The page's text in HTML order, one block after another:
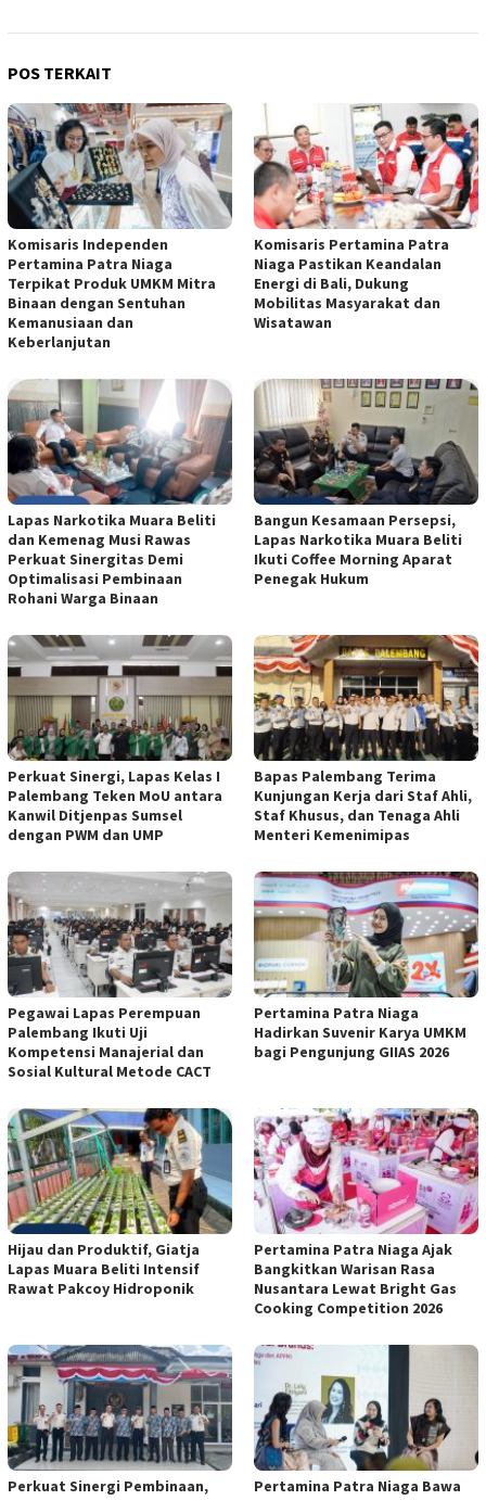
POS TERKAIT
Komisaris Independen
Pertamina Patra Niaga
Terpikat Produk UMKM Mitra
Binaan dengan Sentuhan
Kemanusiaan dan
Keberlanjutan
Komisaris Pertamina Patra
Niaga Pastikan Keandalan
Energi di Bali, Dukung
Mobilitas Masyarakat dan
Wisatawan
Lapas Narkotika Muara Beliti
dan Kemenag Musi Rawas
Perkuat Sinergitas Demi
Optimalisasi Pembinaan
Rohani Warga Binaan
Bangun Kesamaan Persepsi,
Lapas Narkotika Muara Beliti
Ikuti Coffee Morning Aparat
Penegak Hukum
Perkuat Sinergi, Lapas Kelas I
Palembang Teken MoU antara
Kanwil Ditjenpas Sumsel
dengan PWM dan UMP
Bapas Palembang Terima
Kunjungan Kerja dari Staf Ahli,
Staf Khusus, dan Tenaga Ahli
Menteri Kemenimipas
Pegawai Lapas Perempuan
Palembang Ikuti Uji
Kompetensi Manajerial dan
Sosial Kultural Metode CACT
Pertamina Patra Niaga
Hadirkan Suvenir Karya UMKM
bagi Pengunjung GIIAS 2026
Hijau dan Produktif, Giatja
Lapas Muara Beliti Intensif
Rawat Pakcoy Hidroponik
Pertamina Patra Niaga Ajak
Bangkitkan Warisan Rasa
Nusantara Lewat Bright Gas
Cooking Competition 2026
Perkuat Sinergi Pembinaan,
Pertamina Patra Niaga Bawa